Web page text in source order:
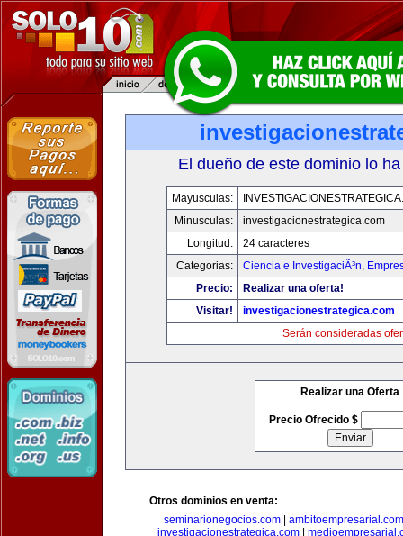
El dueño de este dominio lo
Mayusculas:
Minusculas:
investigacionestrategica.com
Longitud:
24 caracteres
Categorias:
Ciencia e InvestigaciÃ³n,
Precio:
Realizar una oferta!
Visitar!
investigacionestrategica.com
Serán consideradas
Realizar una Oferta
Precio Ofrecido $
Otros dominios en venta:
seminarionegocios.com| ambitoempresarial.com
investigacionestrategica.com